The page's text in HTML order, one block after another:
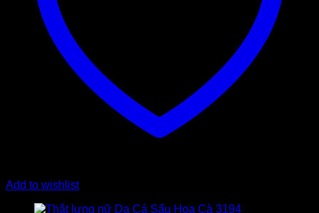
Add to wishlist